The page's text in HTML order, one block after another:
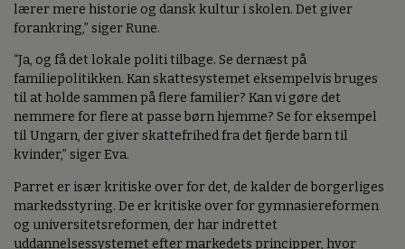
lærer mere historie og dansk kultur i skolen. Det giver
forankring,” siger Rune.
“Ja, og få det lokale politi tilbage. Se dernæst på
familiepolitikken. Kan skattesystemet eksempelvis bruges
til at holde sammen på flere familier? Kan vi gøre det
nemmere for flere at passe børn hjemme? Se for eksempel
til Ungarn, der giver skattefrihed fra det fjerde barn til
kvinder,” siger Eva.
Parret er især kritiske over for det, de kalder de borgerliges
markedsstyring. De er kritiske over for gymnasiereformen
og universitetsreformen, der har indrettet
uddannelsessystemet efter markedets principper, hvor